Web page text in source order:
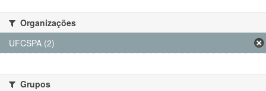
Organizações
UFCSPA (2)
Grupos